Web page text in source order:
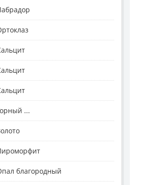
...
благородный